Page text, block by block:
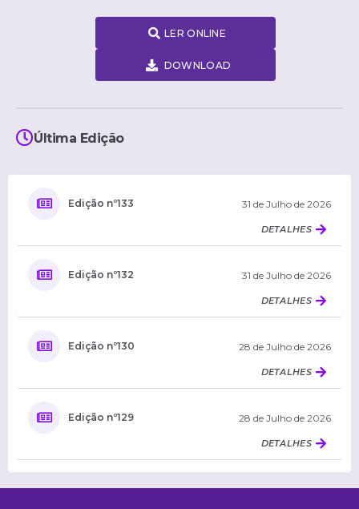
Última Edição
LER ONLINE
DOWNLOAD
Edição nº133 31 de Julho de 2026
Edição nº132 31 de Julho de 2026
Edição nº130 28 de Julho de 2026
Edição nº129 28 de Julho de 2026